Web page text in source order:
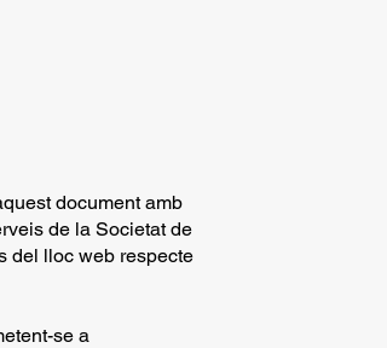
document amb
de la Societat de
del lloc web respecte
se a